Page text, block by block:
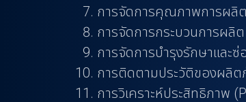
การจัดการคุณภาพการผลิ
การจัดการกระบวนการผ
การจัดการบำรุงรักษาแล
การติดตามประวัติของผลิ
การวิเคราะห์ประสิทธิภาพ